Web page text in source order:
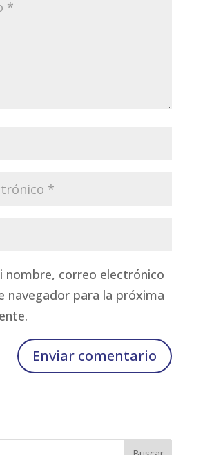
nombre, correo electrónico
navegador para la próxima